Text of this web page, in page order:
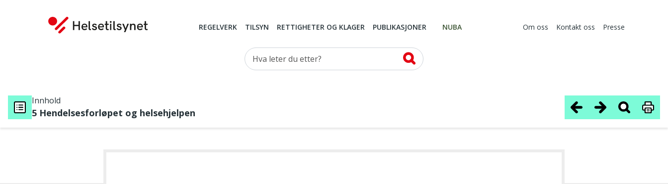
REGELVERK TILSYN RETTIGHETER OG KLAGER PUBLIKASJONER NUBA Om oss Kontakt oss Presse
Hva leter du etter?
Innhold
5 Hendelsesforløpet og helsehjelpen